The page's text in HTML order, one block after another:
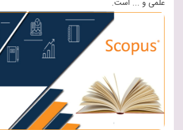
علمی و ... است.